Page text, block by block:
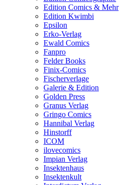
Edition Comics & Mehr
Edition Kwimbi
Epsilon
Erko-Verlag
Ewald Comics
Fanpro
Felder Books
Finix-Comics
Fischerverlage
Galerie & Edition
Golden Press
Granus Verlag
Gringo Comics
Hannibal Verlag
Hinstorff
ICOM
ilovecomics
Impian Verlag
Insektenhaus
Insektenkult